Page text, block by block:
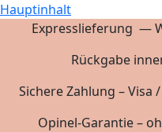
Hauptinhalt
Expresslieferung —
Rückgabe
Sichere Zahlung – Visa
Opinel-Garantie –